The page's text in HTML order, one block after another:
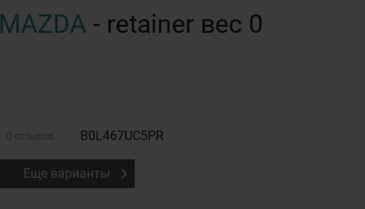
MAZDA - retainer вес 0
0 отзывов B0L467UC5PR
Еще варианты